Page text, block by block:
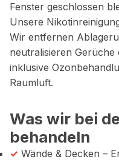
Fenster geschlossen
Unsere
Wir entfernen
neutralisieren
inklusive
Raumluft.
Was wir bei
behandeln
✓ Wände & Decken –